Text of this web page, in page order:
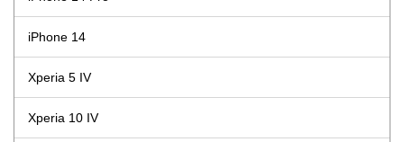
iPhone 14
Xperia 5 IV
Xperia 10 IV